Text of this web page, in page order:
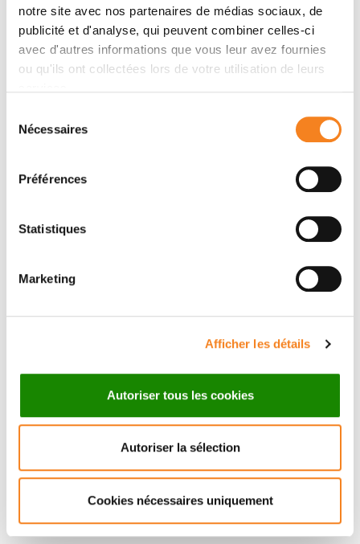
notre site avec nos partenaires de médias sociaux, de
publicité et d'analyse, qui peuvent combiner celles-ci
avec d'autres informations que vous leur avez fournies
ou qu'ils ont collectées lors de votre utilisation de leurs
Nécessaires
Préférences
Statistiques
Marketing
Afficher les détails
Autoriser tous les cookies
Autoriser la sélection
Cookies nécessaires uniquement
Erwan Scornet, Gérard Biau, Jean-Philippe Vert
Suivez l'Institut Curie
Retrouvez notre actualité sur les réseaux
sociaux et en vous inscrivant à notre newsletter.
Inscrivez-vous à la newsletter
Nous contacter